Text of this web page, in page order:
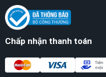
Chấp nhận thanh toán